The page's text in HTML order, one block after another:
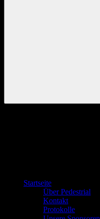
Startseite
Über Pedestrial
Kontakt
Protokolle